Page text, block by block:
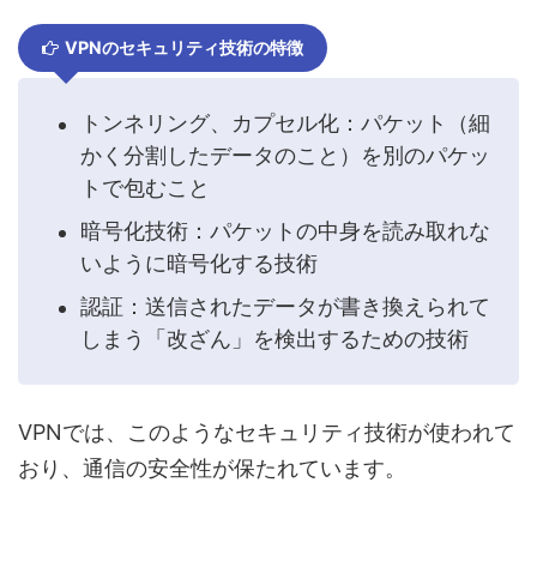
VPNのセキュリティ技術の特徴
トンネリング、カプセル化：パケット（細
かく分割したデータのこと）を別のパケッ
トで包むこと
暗号化技術：パケットの中身を読み取れな
いように暗号化する技術
認証：送信されたデータが書き換えられて
しまう「改ざん」を検出するための技術
VPNでは、このようなセキュリティ技術が使われて
おり、通信の安全性が保たれています。